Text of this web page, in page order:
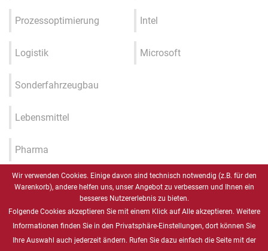
Prozessoptimierung
Logistik
Sonderfahrzeugbau
Lebensmittel
Pharma
Industrie 4.0 / IIOT / Smart
Gesundheitswesen
Intel
Microsoft
Wir verwenden Cookies. Einige davon sind technisch notwendig (z.B. für den
Warenkorb), andere helfen uns, unser Angebot zu verbessern und Ihnen ein
besseres Nutzererlebnis zu bieten.
Folgende Cookies akzeptieren Sie mit einem Klick auf Alle akzeptieren. Weitere
Informationen finden Sie in den Privatsphäre-Einstellungen, dort können Sie
Ihre Auswahl auch jederzeit ändern. Rufen Sie dazu einfach die Seite mit der